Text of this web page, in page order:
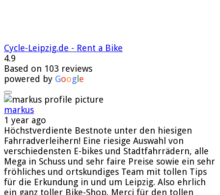
Cycle-Leipzig.de - Rent a Bike
4.9
Based on 103 reviews
powered by Goog e
markus
1 year ago
Höchstverdiente Bestnote unter den hiesigen
Fahrradverleihern! Eine riesige Auswahl von
verschiedensten E-bikes und Stadtfahrrädern, alle
Mega in Schuss und sehr faire Preise sowie ein sehr
fröhliches und ortskundiges Team mit tollen Tips
für die Erkundung in und um Leipzig. Also ehrlich
ein ganz toller Bike-Shop. Merci für den tollen